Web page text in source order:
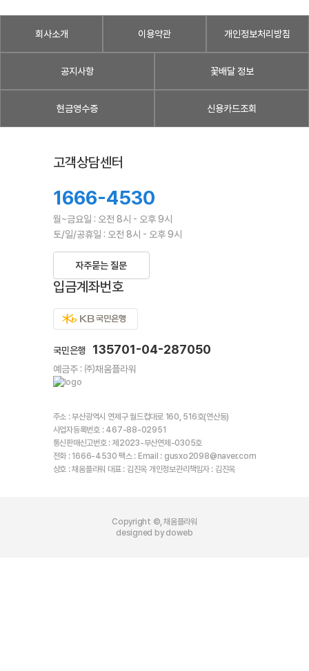
회사소개 이용약관 개인정보처리방침
공지사항 꽃배달 정보
현금영수증 신용카드조회
고객상담센터
1666-4530
월~금요일 : 오전 8시 - 오후 9시
토/일/공휴일 : 오전 8시 - 오후 9시
자주묻는 질문
입금계좌번호
국민은행 135701-04-287050
예금주 : ㈜채움플라워
주소 : 부산광역시 연제구 월드컵대로 160, 516호(연산동)
사업자등록번호 : 467-88-02951
통신판매신고번호 : 제2023-부산연제-0305호
전화 : 1666-4530 팩스 : Email : gusxo2098@naver.com
상호 : 채움플라워 대표 : 김진옥 개인정보관리책임자 : 김진옥
Copyright ©, 채움플라워
designed by doweb